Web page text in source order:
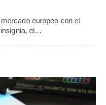
europeo con el
el…